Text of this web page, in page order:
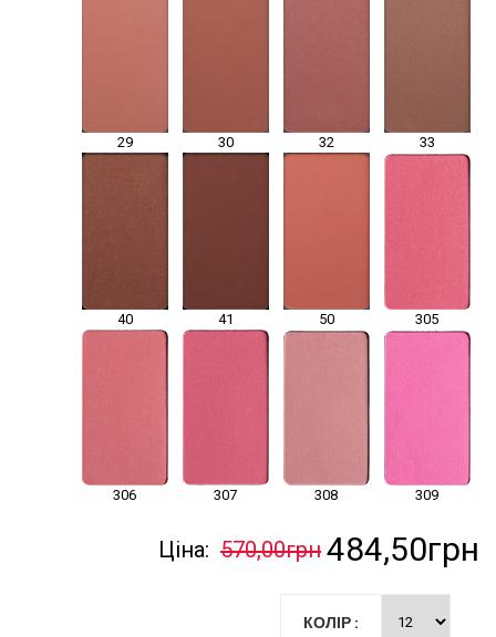
29 30 32 33
40 41 50 305
306 307 308 309
Ціна: 570,00грн 484,50грн
КОЛІР :